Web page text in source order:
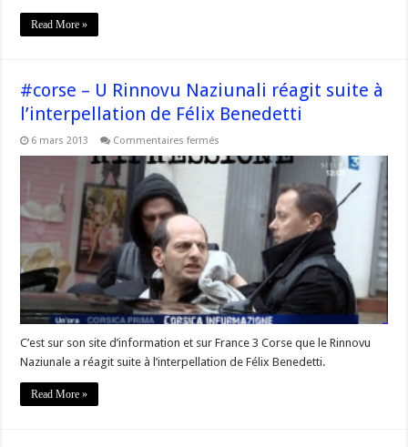
Read More »
#corse – U Rinnovu Naziunali réagit suite à
l’interpellation de Félix Benedetti
6 mars 2013 Commentaires fermés
–
Rinnovu
Naziunali
l’interpellation
de
Félix
Benedetti
C’est sur son site d’information et sur France 3 Corse que le Rinnovu
Naziunale a réagit suite à l’interpellation de Félix Benedetti.
Read More »